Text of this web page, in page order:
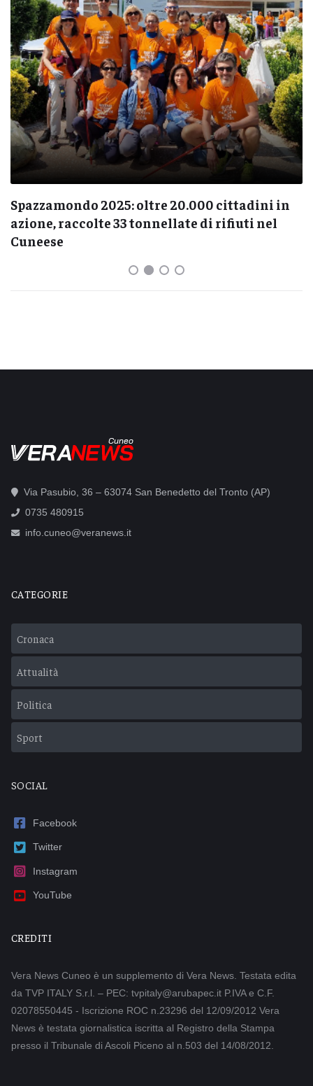
Spazzamondo 2025: oltre 20.000 cittadini in
azione, raccolte 33 tonnellate di rifiuti nel
Cuneese
Cuneo
Via Pasubio, 36 – 63074 San Benedetto del Tronto (AP)
0735 480915
info.cuneo@veranews.it
CATEGORIE
Cronaca
Attualità
Politica
Sport
SOCIAL
Facebook
Twitter
Instagram
YouTube
CREDITI
Vera News Cuneo è un supplemento di Vera News. Testata edita
da TVP ITALY S.r.l. – PEC: tvpitaly@arubapec.it P.IVA e C.F.
02078550445 - Iscrizione ROC n.23296 del 12/09/2012 Vera
News è testata giornalistica iscritta al Registro della Stampa
presso il Tribunale di Ascoli Piceno al n.503 del 14/08/2012.